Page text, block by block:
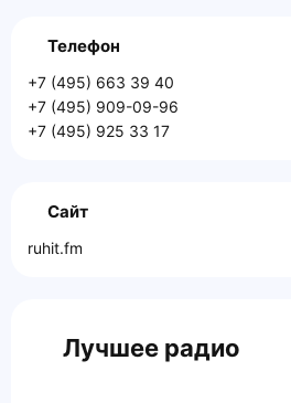
Телефон
+7 (495) 663 39 40
+7 (495) 909-09-96
+7 (495) 925 33 17
Сайт
ruhit.fm
Лучшее радио